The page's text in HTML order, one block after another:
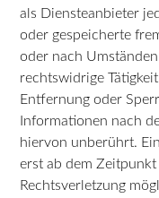
als Diensteanbieter
oder gespeicherte
oder nach
rechtswidrige
Entfernung oder
Informationen nach
hiervon unberührt.
erst ab dem
Rechtsverletzung